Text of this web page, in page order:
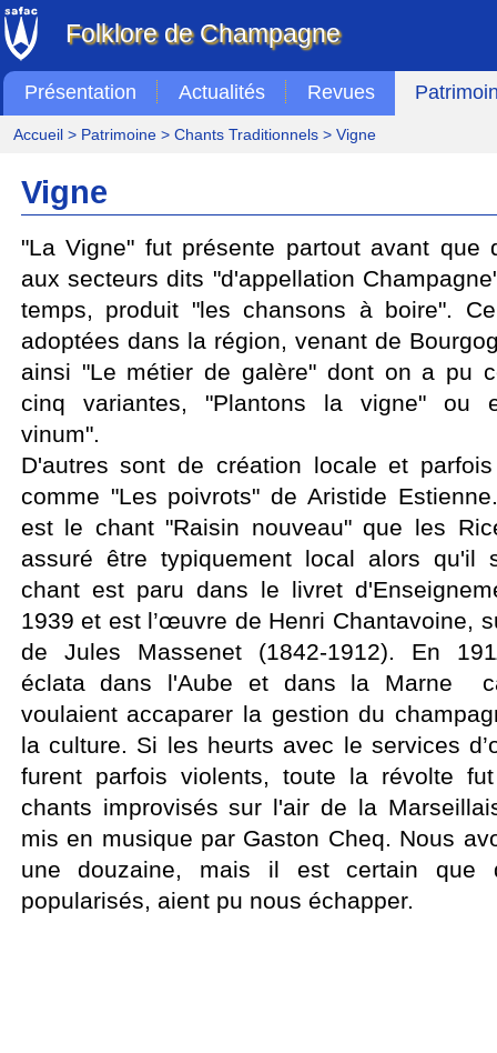
Folklore de Champagne
Présentation Actualités Revues
Accueil> Patrimoine> Chants Traditionnels> Vigne
Vigne
"La Vigne" fut présente partout avant que
aux secteurs dits "d'appellation
temps, produit "les chansons à boire".
adoptées dans la région, venant de
ainsi "Le métier de galère" dont on a pu
cinq variantes, "Plantons la vigne" ou
vinum".
D'autres sont de création locale et
comme "Les poivrots" de Aristide
est le chant "Raisin nouveau" que les
assuré être typiquement local alors qu'il
chant est paru dans le livret
1939 et est l’œuvre de Henri Chantavoine,
de Jules Massenet (1842-1912). En
éclata dans l'Aube et dans la Marne
voulaient accaparer la gestion du
la culture. Si les heurts avec le services
furent parfois violents, toute la révolte
chants improvisés sur l'air de la
mis en musique par Gaston Cheq. Nous
une douzaine, mais il est certain que
popularisés, aient pu nous échapper.